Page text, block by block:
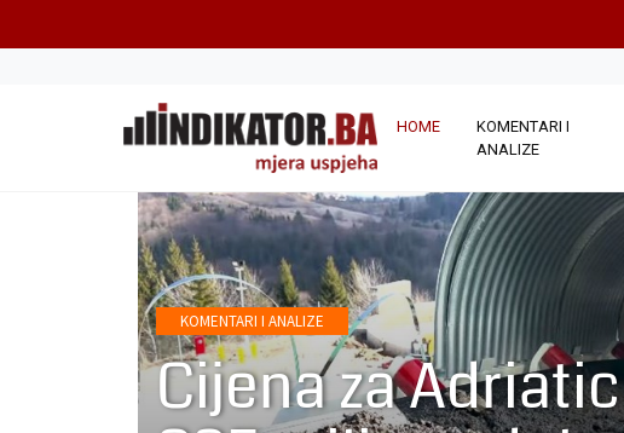
HOME
KOMENTARI I
ANALIZE
KOMENTARI I ANALIZE
Cijena za